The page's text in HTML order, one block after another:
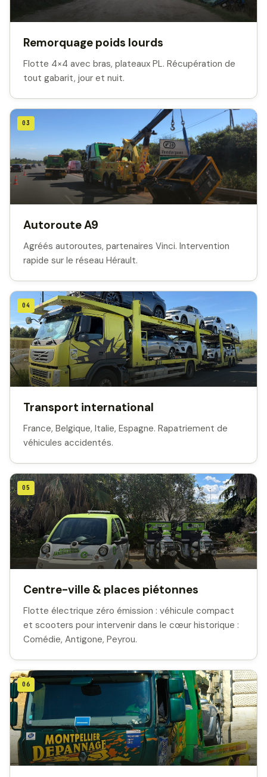
Remorquage poids lourds
Flotte 4×4 avec bras, plateaux PL. Récupération de
tout gabarit, jour et nuit.
03
Autoroute A9
Agréés autoroutes, partenaires Vinci. Intervention
rapide sur le réseau Hérault.
04
Transport international
France, Belgique, Italie, Espagne. Rapatriement de
véhicules accidentés.
05
Centre-ville & places piétonnes
Flotte électrique zéro émission : véhicule compact
et scooters pour intervenir dans le cœur historique :
Comédie, Antigone, Peyrou.
06